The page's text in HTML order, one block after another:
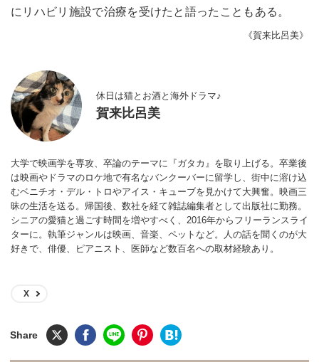
にリハビリ施設で治療を受けたと語ったこともある。
《賀来比呂美》
休日は猫とお酒と海外ドラマ♪
賀来比呂美
大学で映画学を専攻、卒論のテーマに『ガタカ』を取り上げる。卒業後
は映画やドラマのロケ地で有名なバンクーバーに留学し、街中に溶け込
むベニチオ・デル・トロやアイス・キューブを見かけて大興奮。映画三
昧の生活を送る。帰国後、数社を経て雑誌編集者として出版社に勤務。
シニアの愛猫と過ごす時間を増やすべく、2016年からフリーランスライ
ターに。執筆ジャンルは映画、音楽、ペットなど。人の話を聞くのが大
好きで、俳優、ピアニスト、医師など数百名への取材経験あり。
X